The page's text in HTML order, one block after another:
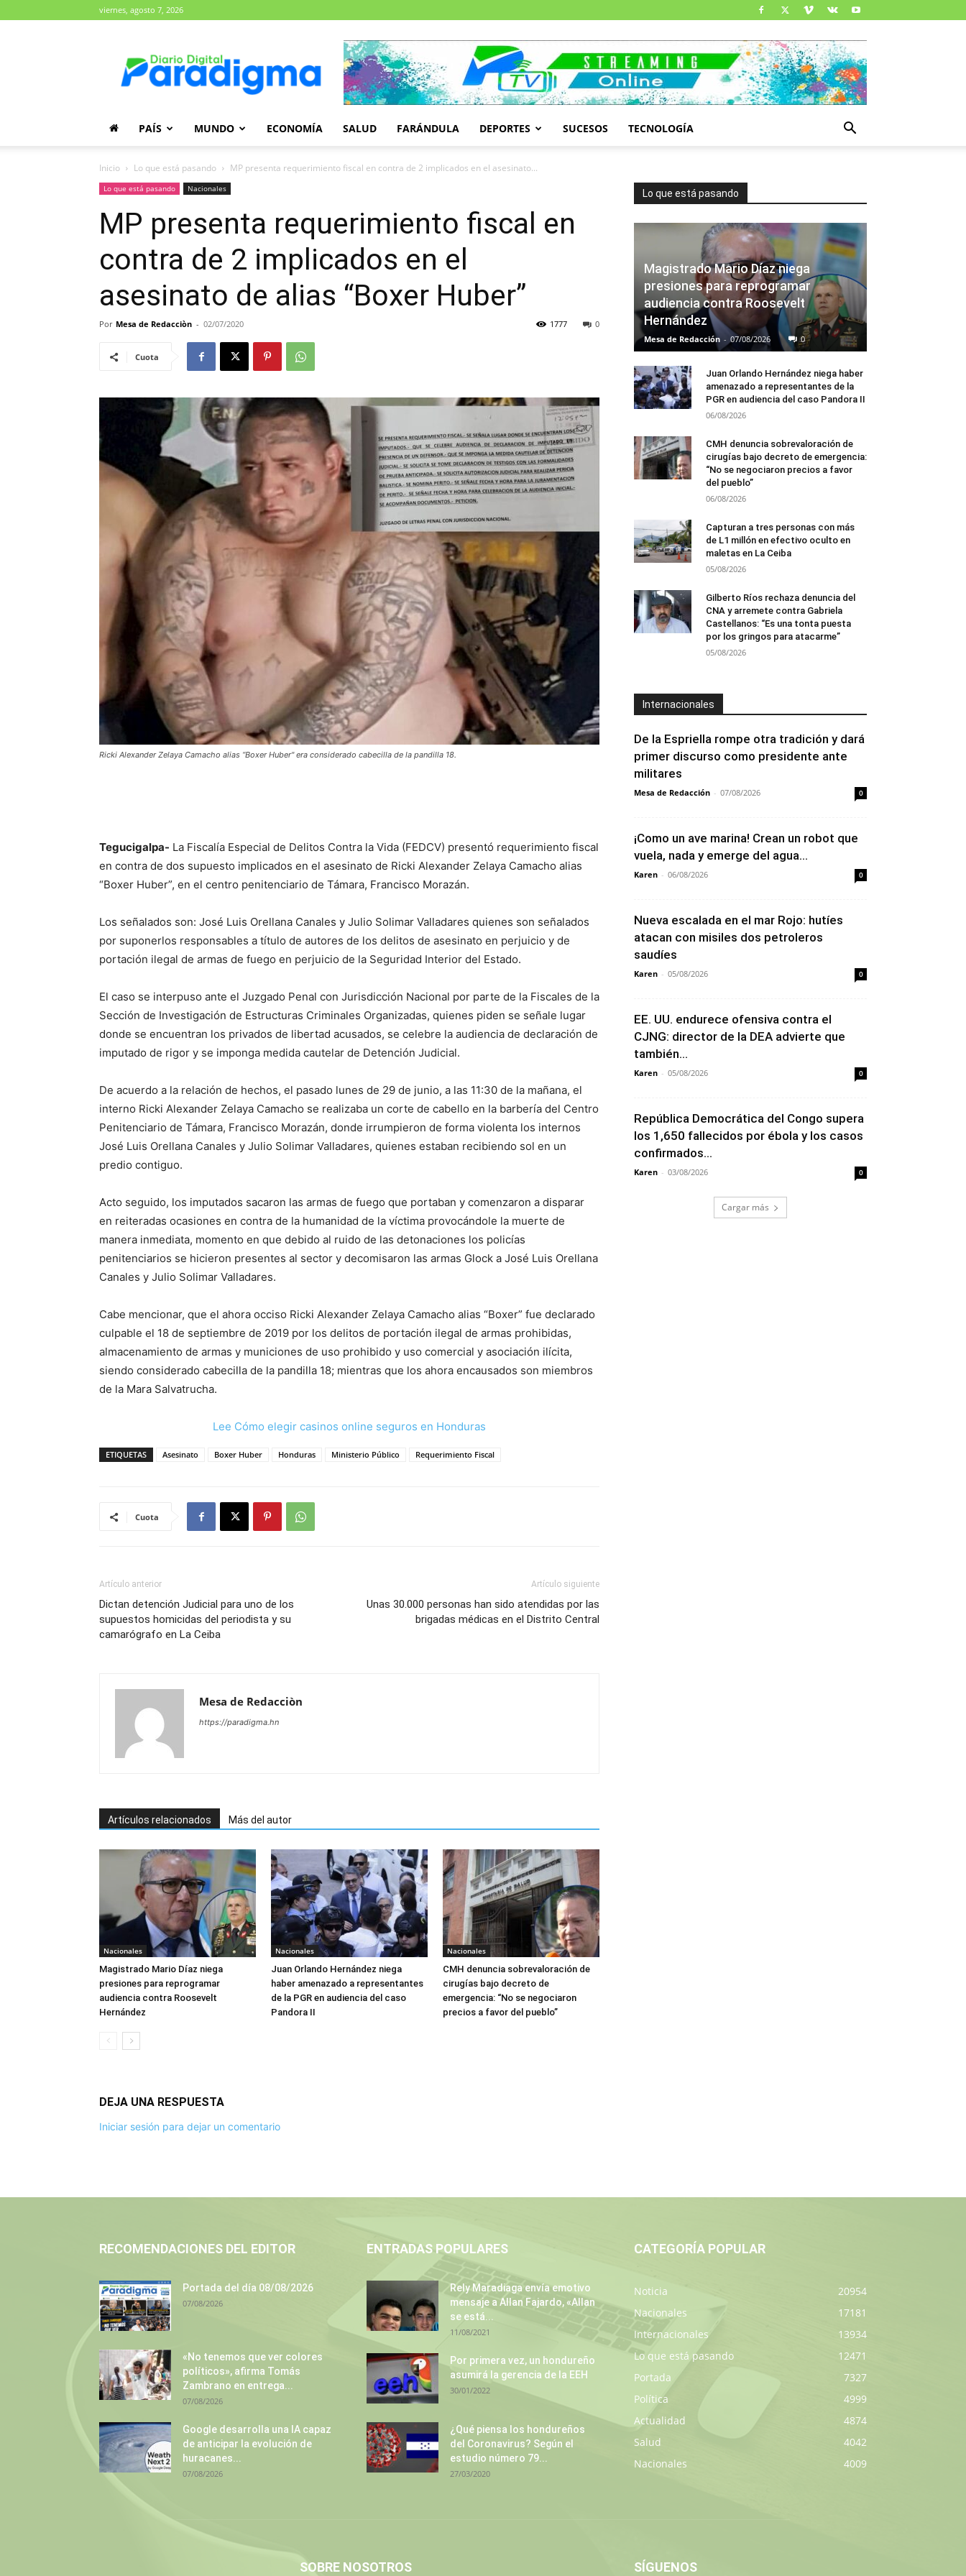
viernes, agosto 7, 2026
Paradigma
PAÍS MUNDO ECONOMÍA SALUD FARÁNDULA DEPORTES SUCESOS TECNOLOGÍA
Inicio Lo que está pasando MP presenta requerimiento fiscal en contra de 2 implicados en el asesinato...
Lo que está pasando Nacionales
MP presenta requerimiento fiscal en
contra de 2 implicados en el
asesinato de alias “Boxer Huber”
Por Mesa de Redacciòn - 02/07/2020 0
1777
Cuota
Ricki Alexander Zelaya Camacho alias “Boxer Huber" era considerado cabecilla de la pandilla 18.
Tegucigalpa- La Fiscalía Especial de Delitos Contra la Vida (FEDCV) presentó requerimiento fiscal
en contra de dos supuesto implicados en el asesinato de Ricki Alexander Zelaya Camacho alias
“Boxer Huber”, en el centro penitenciario de Támara, Francisco Morazán.
Los señalados son: José Luis Orellana Canales y Julio Solimar Valladares quienes son señalados
por suponerlos responsables a título de autores de los delitos de asesinato en perjuicio y de
portación ilegal de armas de fuego en perjuicio de la Seguridad Interior del Estado.
El caso se interpuso ante el Juzgado Penal con Jurisdicción Nacional por parte de la Fiscales de la
Sección de Investigación de Estructuras Criminales Organizadas, quienes piden se señale lugar
donde se encuentran los privados de libertad acusados, se celebre la audiencia de declaración de
imputado de rigor y se imponga medida cautelar de Detención Judicial.
De acuerdo a la relación de hechos, el pasado lunes de 29 de junio, a las 11:30 de la mañana, el
interno Ricki Alexander Zelaya Camacho se realizaba un corte de cabello en la barbería del Centro
Penitenciario de Támara, Francisco Morazán, donde irrumpieron de forma violenta los internos
José Luis Orellana Canales y Julio Solimar Valladares, quienes estaban recibiendo sol en un
predio contiguo.
Acto seguido, los imputados sacaron las armas de fuego que portaban y comenzaron a disparar
en reiteradas ocasiones en contra de la humanidad de la víctima provocándole la muerte de
manera inmediata, momento en que debido al ruido de las detonaciones los policías
penitenciarios se hicieron presentes al sector y decomisaron las armas Glock a José Luis Orellana
Canales y Julio Solimar Valladares.
Cabe mencionar, que el ahora occiso Ricki Alexander Zelaya Camacho alias “Boxer” fue declarado
culpable el 18 de septiembre de 2019 por los delitos de portación ilegal de armas prohibidas,
almacenamiento de armas y municiones de uso prohibido y uso comercial y asociación ilícita,
siendo considerado cabecilla de la pandilla 18; mientras que los ahora encausados son miembros
de la Mara Salvatrucha.
Lee Cómo elegir casinos online seguros en Honduras
ETIQUETAS Asesinato Boxer Huber Honduras Ministerio Público Requerimiento Fiscal
Cuota
Artículo anterior
Dictan detención Judicial para uno de los
supuestos homicidas del periodista y su
camarógrafo en La Ceiba
Artículo siguiente
Unas 30.000 personas han sido atendidas por las
brigadas médicas en el Distrito Central
Mesa de Redacciòn
https://paradigma.hn
Artículos relacionados Más del autor
Nacionales
Magistrado Mario Díaz niega
presiones para reprogramar
audiencia contra Roosevelt
Hernández
Nacionales
Juan Orlando Hernández niega
haber amenazado a representantes
de la PGR en audiencia del caso
Pandora II
Nacionales
CMH denuncia sobrevaloración de
cirugías bajo decreto de
emergencia: “No se negociaron
precios a favor del pueblo”
DEJA UNA RESPUESTA
Iniciar sesión para dejar un comentario
Lo que está pasando
Magistrado Mario Díaz niega
presiones para reprogramar
audiencia contra Roosevelt
Hernández
Mesa de Redacción - 07/08/2026 0
Juan Orlando Hernández niega haber
amenazado a representantes de la
PGR en audiencia del caso Pandora II
06/08/2026
CMH denuncia sobrevaloración de
cirugías bajo decreto de emergencia:
“No se negociaron precios a favor
del pueblo”
06/08/2026
Capturan a tres personas con más
de L1 millón en efectivo oculto en
maletas en La Ceiba
05/08/2026
Gilberto Ríos rechaza denuncia del
CNA y arremete contra Gabriela
Castellanos: “Es una tonta puesta
por los gringos para atacarme”
05/08/2026
Internacionales
De la Espriella rompe otra tradición y dará
primer discurso como presidente ante
militares
Mesa de Redacción - 07/08/2026 0
¡Como un ave marina! Crean un robot que
vuela, nada y emerge del agua...
Karen - 06/08/2026 0
Nueva escalada en el mar Rojo: hutíes
atacan con misiles dos petroleros
saudíes
Karen - 05/08/2026 0
EE. UU. endurece ofensiva contra el
CJNG: director de la DEA advierte que
también...
Karen - 05/08/2026 0
República Democrática del Congo supera
los 1,650 fallecidos por ébola y los casos
confirmados...
Karen - 03/08/2026 0
Cargar más
RECOMENDACIONES DEL EDITOR
Portada del día 08/08/2026
07/08/2026
«No tenemos que ver colores
políticos», afirma Tomás
Zambrano en entrega...
07/08/2026
Google desarrolla una IA capaz
de anticipar la evolución de
huracanes...
07/08/2026
ENTRADAS POPULARES
Rely Maradiaga envía emotivo
mensaje a Allan Fajardo, «Allan
se está...
11/08/2021
Por primera vez, un hondureño
asumirá la gerencia de la EEH
30/01/2022
¿Qué piensa los hondureños
del Coronavirus? Según el
estudio número 79...
27/03/2020
CATEGORÍA POPULAR
Noticia
20954
Nacionales
17181
Internacionales
13934
Lo que está pasando
12471
Portada
7327
Política
4999
Actualidad
4874
Salud
4042
Nacionales
4009
SOBRE NOSOTROS SÍGUENOS